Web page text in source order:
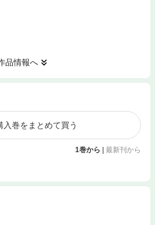
品情報へ
入巻をまとめて買う
1巻から 最新刊から